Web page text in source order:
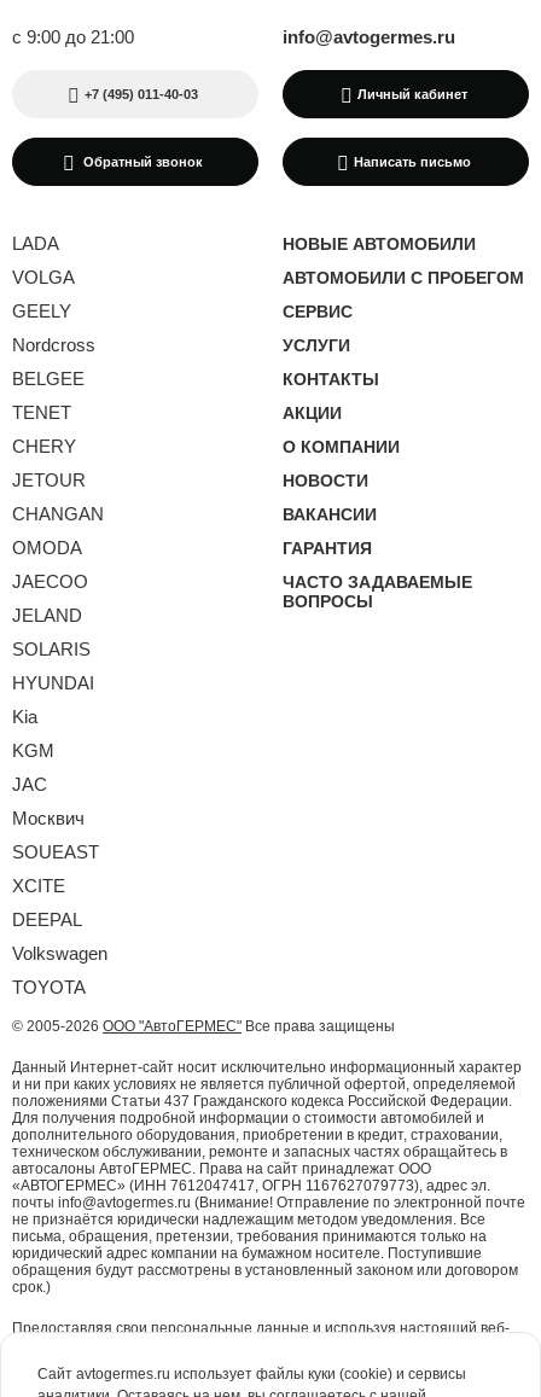
с 9:00 до 21:00 info@avtogermes.ru
+7 (495) 011-40-03 Личный кабинет
Обратный звонок Написать письмо
LADA
VOLGA
GEELY
Nordcross
BELGEE
TENET
CHERY
JETOUR
CHANGAN
OMODA
JAECOO
JELAND
SOLARIS
HYUNDAI
Kia
KGM
JAC
Москвич
SOUEAST
XCITE
DEEPAL
Volkswagen
TOYOTA
НОВЫЕ АВТОМОБИЛИ
АВТОМОБИЛИ С ПРОБЕГОМ
СЕРВИС
УСЛУГИ
КОНТАКТЫ
АКЦИИ
О КОМПАНИИ
НОВОСТИ
ВАКАНСИИ
ГАРАНТИЯ
ЧАСТО ЗАДАВАЕМЫЕ
ВОПРОСЫ
© 2005-2026 ООО "АвтоГЕРМЕС" Все права защищены
Данный Интернет-сайт носит исключительно информационный характер
и ни при каких условиях не является публичной офертой, определяемой
положениями Статьи 437 Гражданского кодекса Российской Федерации.
Для получения подробной информации о стоимости автомобилей и
дополнительного оборудования, приобретении в кредит, страховании,
техническом обслуживании, ремонте и запасных частях обращайтесь в
автосалоны АвтоГЕРМЕС. Права на сайт принадлежат ООО
«АВТОГЕРМЕС» (ИНН 7612047417, ОГРН 1167627079773), адрес эл.
почты info@avtogermes.ru (Внимание! Отправление по электронной почте
не признаётся юридически надлежащим методом уведомления. Все
письма, обращения, претензии, требования принимаются только на
юридический адрес компании на бумажном носителе. Поступившие
обращения будут рассмотрены в установленный законом или договором
срок.)
Предоставляя свои персональные данные и используя настоящий веб-
Сайт avtogermes.ru использует файлы куки (cookie) и сервисы